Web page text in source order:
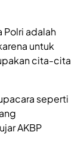
Polri adalah
untuk
cita-cita
seperti
AKBP